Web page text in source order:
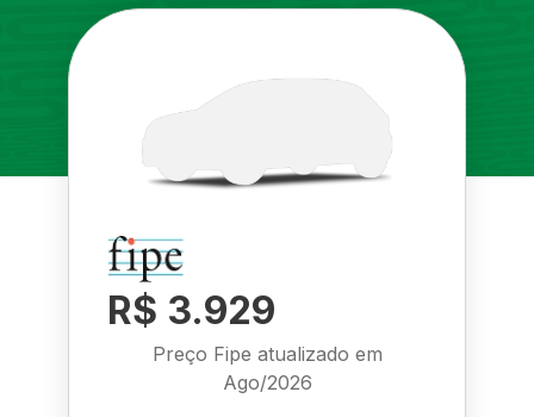
R$ 3.929
Preço Fipe atualizado em
Ago/2026